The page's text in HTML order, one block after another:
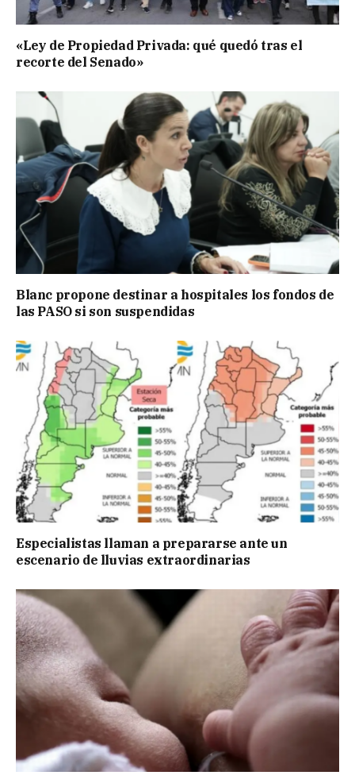
«Ley de Propiedad Privada: qué quedó tras el
recorte del Senado»
Blanc propone destinar a hospitales los fondos de
las PASO si son suspendidas
Especialistas llaman a prepararse ante un
escenario de lluvias extraordinarias